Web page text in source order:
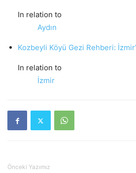
In relation to
Aydın
Kozbeyli Köyü Gezi Rehberi:
In relation to
İzmir
Önceki Yazımız